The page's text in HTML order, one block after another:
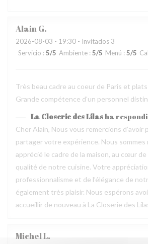
AlainG
2026-08-03 - 19:30 - Invitados 3
Servicio : 5/5 Ambiente : 5/5 Menú : 5/5
Très beau cadre au coeur de Paris et
Grande compétence d'un personnel
La Closerie des Lilasha
Cher Alain, Nous vous remercions d’avoir
partager votre expérience. Nous sommes
apprécié le cadre de la maison, au cœur de
qualité de notre cuisine. Votre
professionnalisme et de l’élégance de
également très plaisir. Nous espérons
accueillir de nouveau à La Closerie des Lilas
MichelL